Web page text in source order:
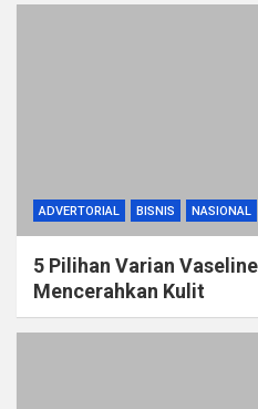
ADVERTORIAL BISNIS NASIONAL
5 Pilihan Varian
Mencerahkan Kulit